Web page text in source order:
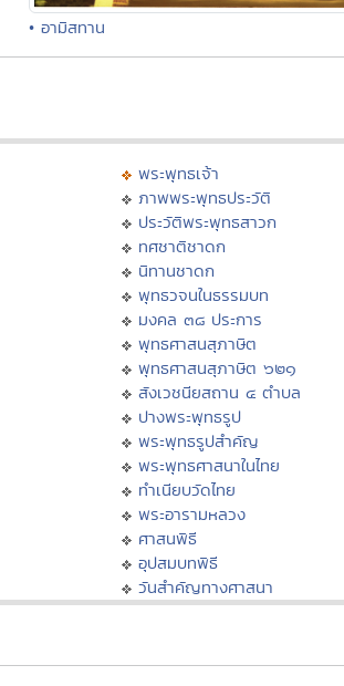
• อามิสทาน
พระพุทธเจ้า
ภาพพระพุทธประวัติ
ประวัติพระพุทธสาวก
ทศชาติชาดก
นิทานชาดก
พุทธวจนในธรรมบท
มงคล ๓๘ ประการ
พุทธศาสนสุภาษิต
พุทธศาสนสุภาษิต ๖๒๑
สังเวชนียสถาน ๔ ตำบล
ปางพระพุทธรูป
พระพุทธรูปสำคัญ
พระพุทธศาสนาในไทย
ทำเนียบวัดไทย
พระอารามหลวง
ศาสนพิธี
อุปสมบทพิธี
วันสำคัญทางศาสนา